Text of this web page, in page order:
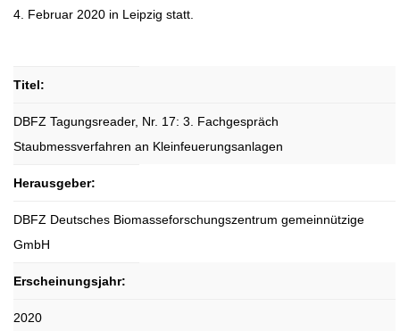
4. Februar 2020 in Leipzig statt.
Titel:
DBFZ Tagungsreader, Nr. 17: 3. Fachgespräch
Staubmessverfahren an Kleinfeuerungsanlagen
Herausgeber:
DBFZ Deutsches Biomasseforschungszentrum gemeinnützige
GmbH
Erscheinungsjahr:
2020